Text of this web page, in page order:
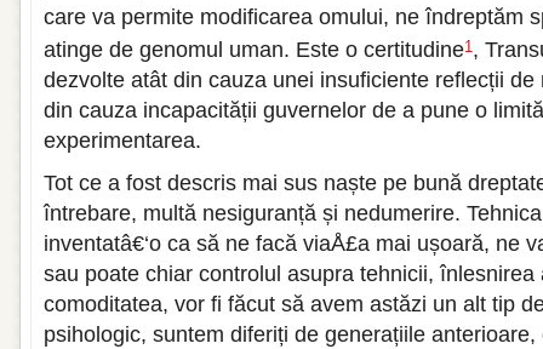
care va permite modificarea omului, ne îndreptăm
atinge de genomul uman. Este o certitudine1,
dezvolte atât din cauza unei insuficiente reflecții
din cauza incapacității guvernelor de a pune o
experimentarea.
Tot ce a fost descris mai sus naște pe bună
întrebare, multă nesiguranță și nedumerire.
inventatâ€‘o ca să ne facă viaÅ£a mai ușoară, ne
sau poate chiar controlul asupra tehnicii, înlesnirea
comoditatea, vor fi făcut să avem astăzi un alt tip
psihologic, suntem diferiți de generațiile